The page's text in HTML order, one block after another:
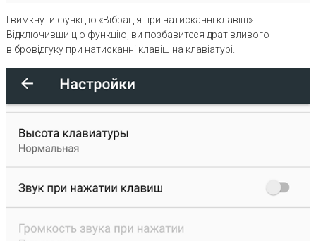
І вимкнути функцію «Вібрація при натисканні клавіш».
Відключивши цю функцію, ви позбавитеся дратівливого
вібровідгуку при натисканні клавіш на клавіатурі.